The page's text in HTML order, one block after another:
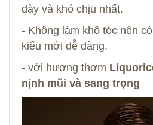
dày và khó chịu nhất.
- Không làm khô tóc nên
kiểu mới dễ dàng.
- với hương thơm
nịnh mũi và sang trọng